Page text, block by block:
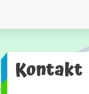
Kontakt